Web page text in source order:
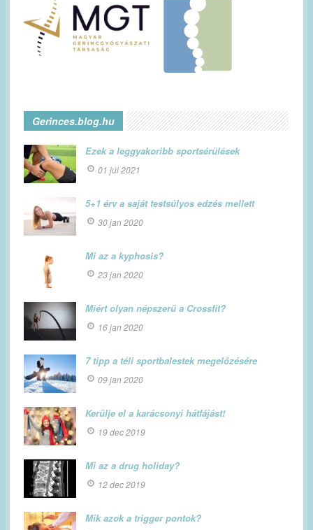
Gerinces.blog.hu
Ezek a leggyakoribb sportsérülések
01 júl 2021
5+1 érv a saját testsúlyos edzés mellett
30 jan 2020
Mi az a kyphosis?
23 jan 2020
Miért olyan népszerű a Crossfit?
16 jan 2020
7 tipp a téli sportbalestek megelőzésére
09 jan 2020
Kerülje el a karácsonyi hátfájást!
19 dec 2019
Mi az a drug holiday?
12 dec 2019
Mik azok a trigger pontok?